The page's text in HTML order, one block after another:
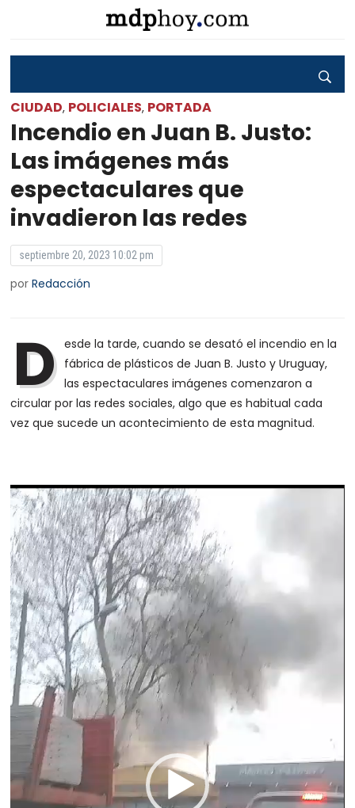
CIUDAD, POLICIALES, PORTADA
Incendio en Juan B. Justo:
Las imágenes más
espectaculares que
invadieron las redes
septiembre 20, 2023 10:02 pm
porRedacción
D esde la tarde, cuando se desató el incendio en la
fábrica de plásticos de Juan B. Justo y Uruguay,
las espectaculares imágenes comenzaron a
circular por las redes sociales, algo que es habitual cada
vez que sucede un acontecimiento de esta magnitud.
Reproductor
de
vídeo